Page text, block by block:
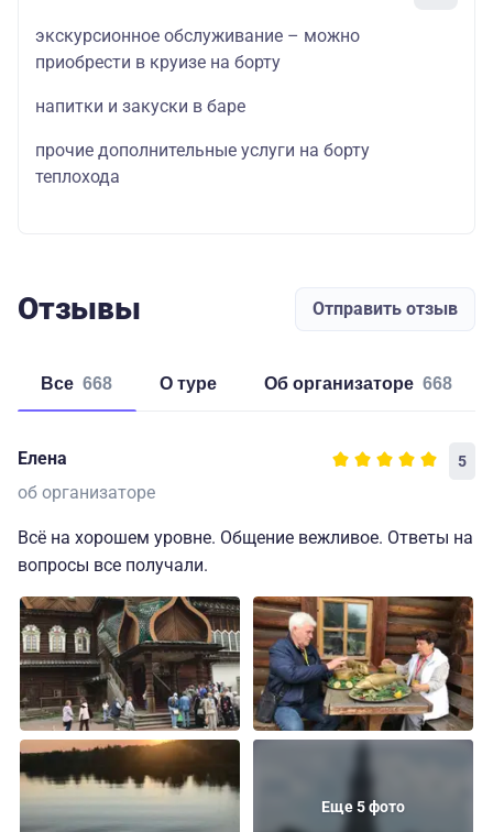
экскурсионное обслуживание – можно
приобрести в круизе на борту
напитки и закуски в баре
прочие дополнительные услуги на борту
теплохода
Отзывы Отправить отзыв
Все 668 о туре об организаторе 668
Елена 5
об организаторе
Всё на хорошем уровне. Общение вежливое. Ответы на
вопросы все получали.
Еще 5 фото